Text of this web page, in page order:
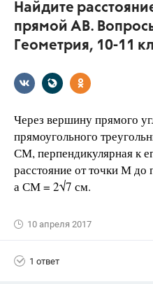
Найдите
прямой AB.
Геометрия, 10-11
Через вершину прямого
прямоугольного
СМ, перпендикулярная к
расстояние от точки М
а СМ = 2√7 см.
10 апреля 2017
1 ответ